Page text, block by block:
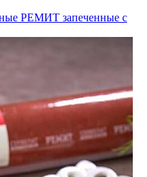
РЕМИТ запеченные с